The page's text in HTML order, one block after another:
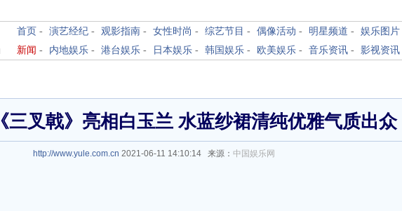
首页 - 演艺经纪 - 观影指南 - 女性时尚 - 综艺节目 - 偶像活动 - 明星频道 - 娱乐图片
新闻 - 内地娱乐 - 港台娱乐 - 日本娱乐 - 韩国娱乐 - 欧美娱乐 - 音乐资讯 - 影视资讯
三叉戟》亮相白玉兰 水蓝纱裙清纯优雅气质出众
http://www.yule.com.cn 2021-06-11 14:10:14 来源： 中国娱乐网